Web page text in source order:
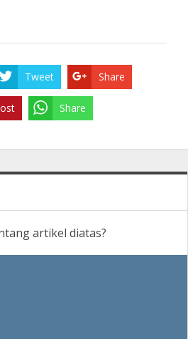
Tweet Share
Share
artikel diatas?